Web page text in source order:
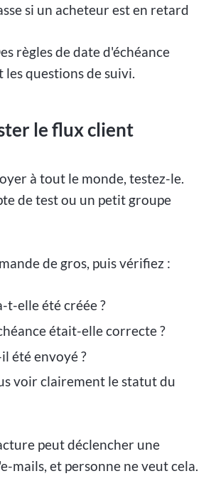
si un acheteur est en retard
règles de date d'échéance
questions de suivi.
le flux client
à tout le monde, testez-le.
de test ou un petit groupe
de gros, puis vérifiez :
t-elle été créée ?
était-elle correcte ?
été envoyé ?
voir clairement le statut du
peut déclencher une
mails, et personne ne veut cela.